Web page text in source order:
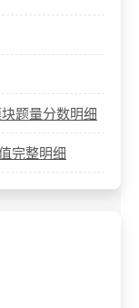
题量分数明细
完整明细